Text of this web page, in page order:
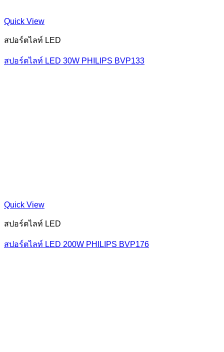
Quick View
สปอร์ตไลท์ LED
สปอร์ตไลท์ LED 30W PHILIPS BVP133
Quick View
สปอร์ตไลท์ LED
สปอร์ตไลท์ LED 200W PHILIPS BVP176